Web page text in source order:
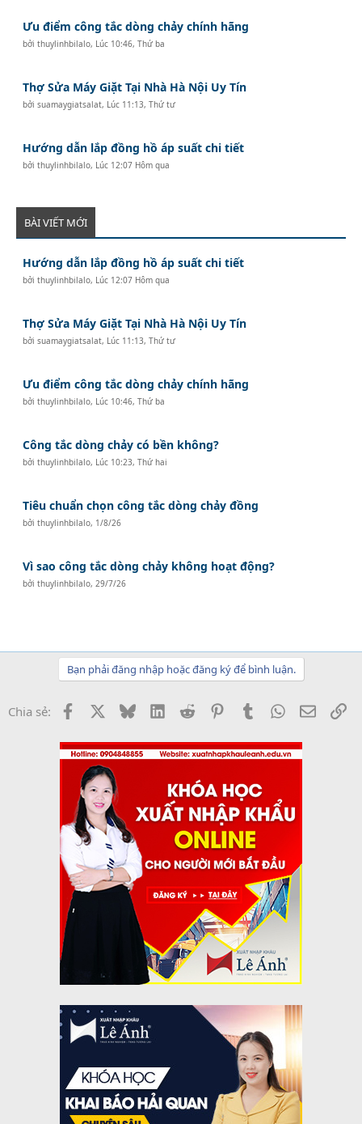
Ưu điểm công tắc dòng chảy chính hãng
bởithuylinhbilalo, Lúc 10:46, Thứ ba
Thợ Sửa Máy Giặt Tại Nhà Hà Nội Uy Tín
bởisuamaygiatsalat, Lúc 11:13, Thứ tư
Hướng dẫn lắp đồng hồ áp suất chi tiết
bởithuylinhbilalo, Lúc 12:07 Hôm qua
BÀI VIẾT MỚI
Hướng dẫn lắp đồng hồ áp suất chi tiết
bởithuylinhbilalo, Lúc 12:07 Hôm qua
Thợ Sửa Máy Giặt Tại Nhà Hà Nội Uy Tín
bởisuamaygiatsalat, Lúc 11:13, Thứ tư
Ưu điểm công tắc dòng chảy chính hãng
bởithuylinhbilalo, Lúc 10:46, Thứ ba
Công tắc dòng chảy có bền không?
bởithuylinhbilalo, Lúc 10:23, Thứ hai
Tiêu chuẩn chọn công tắc dòng chảy đồng
bởithuylinhbilalo, 1/8/26
Vì sao công tắc dòng chảy không hoạt động?
bởithuylinhbilalo, 29/7/26
Bạn phải đăng nhập hoặc đăng ký để bình luận.
Chia sẻ: Facebook BlueskyLinkedInReddit PinterestTumblrWhatsApp
Email